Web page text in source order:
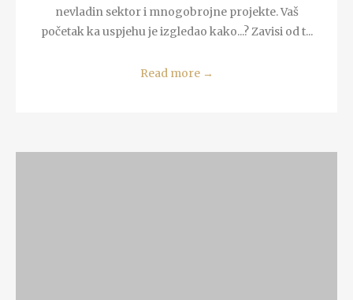
nevladin sektor i mnogobrojne projekte. Vaš
početak ka uspjehu je izgledao kako...? Zavisi od t...
Read more →